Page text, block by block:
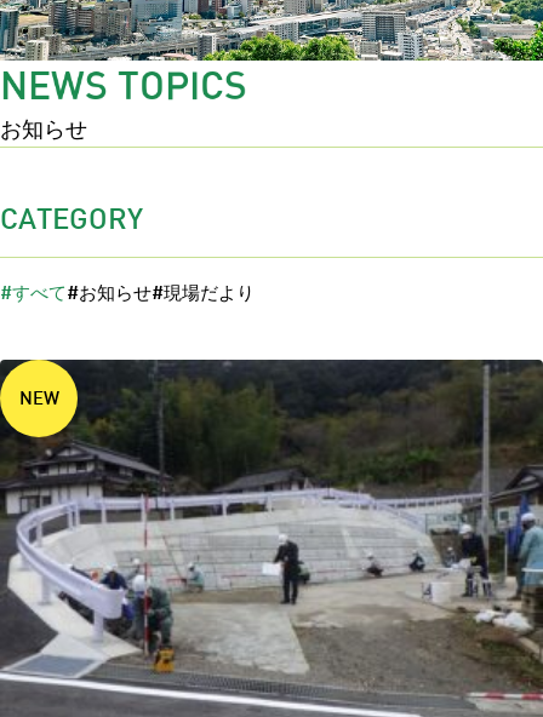
NEWS TOPICS
お知らせ
CATEGORY
#すべて#お知らせ#現場だより